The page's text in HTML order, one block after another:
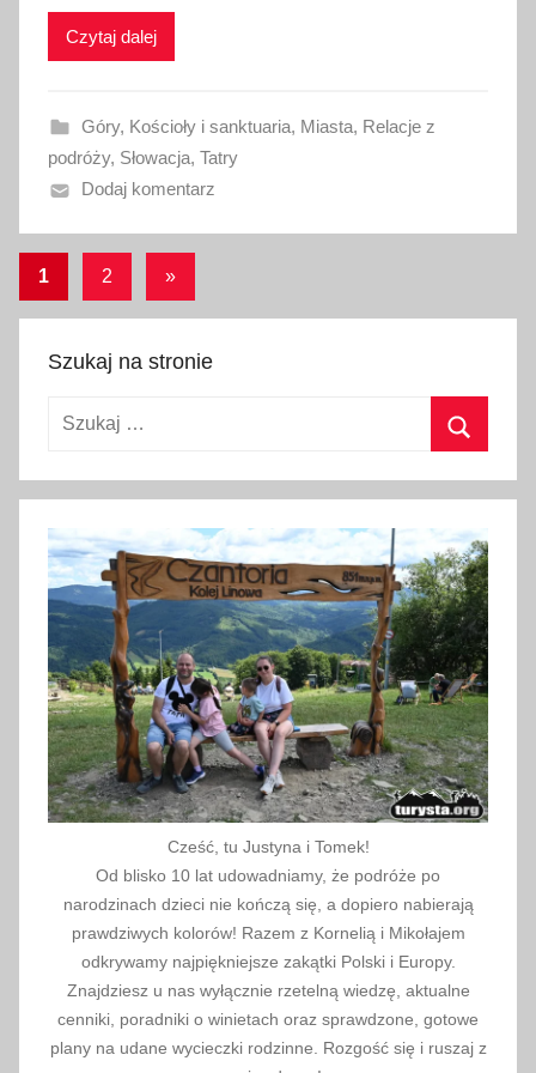
w
n
o
2
l
i
p
7
Czytaj dalej
Góry, Kościoły i sanktuaria, Miasta, Relacje z
podróży, Słowacja, Tatry
Dodaj komentarz
Stronicowanie
wpisów
1 2
Następne
»
Szukaj na stronie
Szukaj:
Cześć, tu Justyna i Tomek!
Od blisko 10 lat udowadniamy, że podróże po
narodzinach dzieci nie kończą się, a dopiero nabierają
prawdziwych kolorów! Razem z Kornelią i Mikołajem
odkrywamy najpiękniejsze zakątki Polski i Europy.
Znajdziesz u nas wyłącznie rzetelną wiedzę, aktualne
cenniki, poradniki o winietach oraz sprawdzone, gotowe
plany na udane wycieczki rodzinne. Rozgość się i ruszaj z